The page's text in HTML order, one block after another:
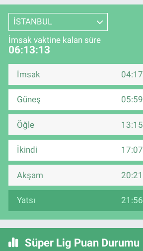
İSTANBUL
İmsak vaktine kalan süre
06:13:12
İmsak 04:17
Güneş 05:59
Öğle 13:15
İkindi 17:07
Akşam 20:21
Yatsı 21:56
Süper Lig Puan Durumu